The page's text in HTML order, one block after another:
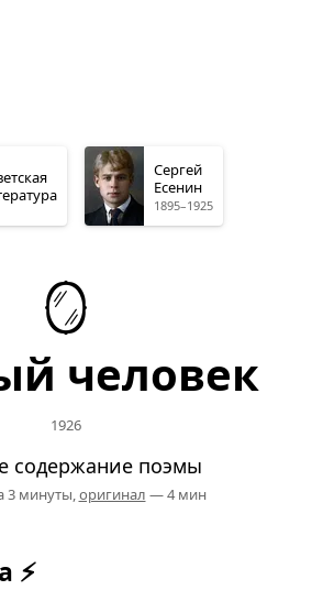
Сергей
Есенин
1895–1925
🪞
человек
1926
содержание поэмы
3 минуты, оригинал — 4 мин
⚡